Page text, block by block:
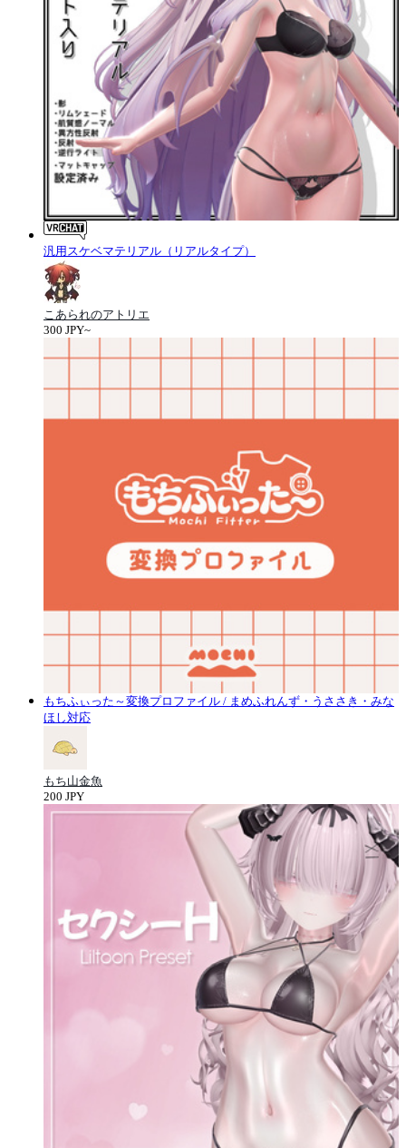
汎用スケベマテリアル（リアルタイプ）
こあられのアトリエ
300 JPY~
もちふぃった～変換プロファイル / まめふれんず・うささき・みな
ほし対応
もち山金魚
200 JPY